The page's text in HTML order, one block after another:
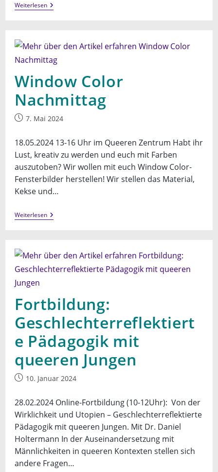
WeiterlesenOnline
Vortrag
Window Color
Nachmittag
Beitrag7. Mai 2024
18.05.2024 13-16 Uhr im Queeren Zentrum Habt ihr
Lust, kreativ zu werden und euch mit Farben
auszutoben? Wir wollen mit euch Window Color-
Fensterbilder herstellen! Wir stellen das Material,
Kekse und…
WeiterlesenWindow
Color
Fortbildung:
Geschlechterreflektiert
e Pädagogik mit
queeren Jungen
Beitrag10. Januar 2024
28.02.2024 Online-Fortbildung (10-12Uhr): Von der
Wirklichkeit und Utopien – Geschlechterreflektierte
Pädagogik mit queeren Jungen. Mit Dr. Daniel
Holtermann In der Auseinandersetzung mit
Männlichkeiten in queeren Kontexten stellen sich
andere Fragen…